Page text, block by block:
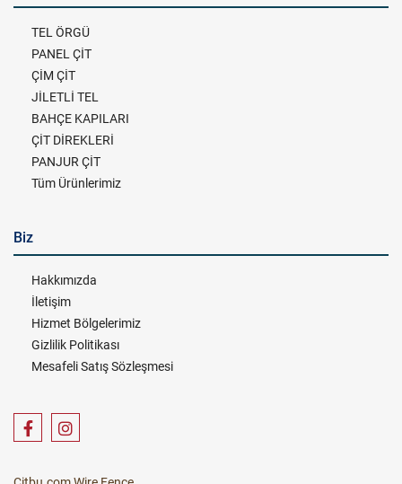
TEL ÖRGÜ
PANEL ÇİT
ÇİM ÇİT
JİLETLİ TEL
BAHÇE KAPILARI
ÇİT DİREKLERİ
PANJUR ÇİT
Tüm Ürünlerimiz
Biz
Hakkımızda
İletişim
Hizmet Bölgelerimiz
Gizlilik Politikası
Mesafeli Satış Sözleşmesi